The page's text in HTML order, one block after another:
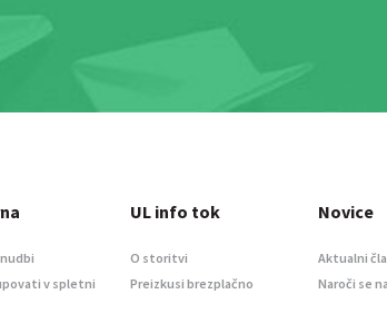
v spletni
UL info tok
O storitvi
Preizkusi brezplačno
Novice
Aktualni
Naroči se